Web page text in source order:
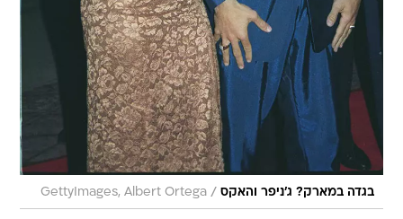
בגדה במארק? ג'ניפר והאקס /
GettyImages, Albert Ortega